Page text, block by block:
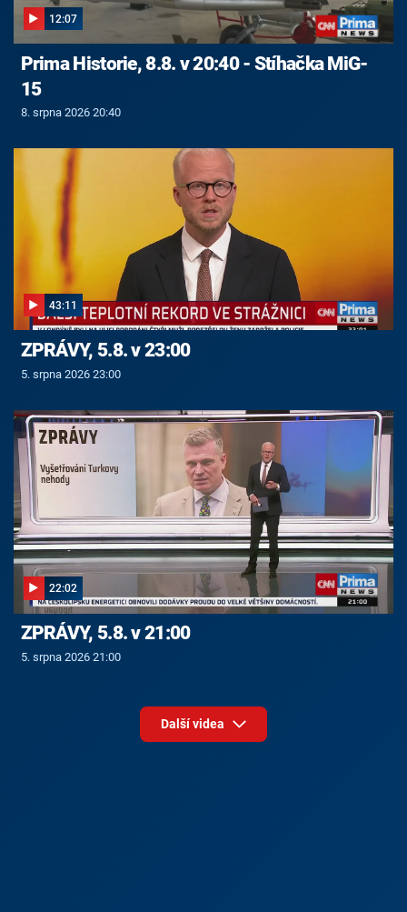
12:07
Prima Historie, 8.8. v 20:40 - Stíhačka MiG-
15
8. srpna 2026 20:40
43:11
ZPRÁVY, 5.8. v 23:00
5. srpna 2026 23:00
22:02
ZPRÁVY, 5.8. v 21:00
5. srpna 2026 21:00
Další videa